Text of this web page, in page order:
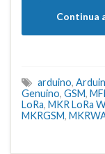
Continua
arduino,
Genuino, GSM,
LoRa, MKR LoRa
MKRGSM,